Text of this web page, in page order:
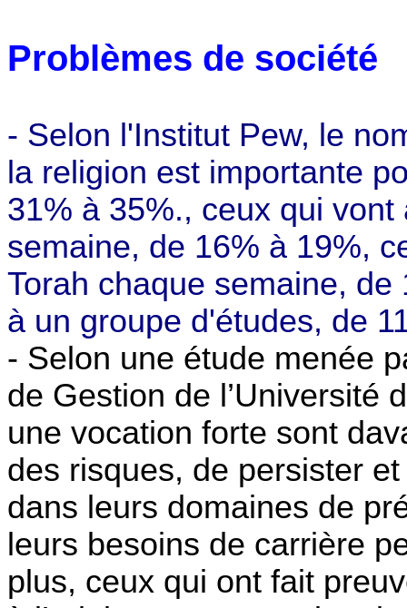
Problèmes de société
- Selon l'Institut Pew, le
la religion est importante
31% à 35%., ceux qui
semaine, de 16% à 19%,
Torah chaque semaine,
à un groupe d'études, de
- Selon une étude menée
de Gestion de l’Université
une vocation forte sont
des risques, de persister
dans leurs domaines de
leurs besoins de carrière
plus, ceux qui ont fait